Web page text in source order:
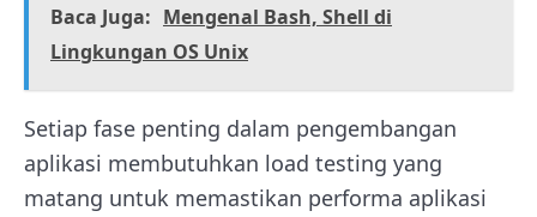
Baca Juga: Mengenal Bash, Shell di
Lingkungan OS Unix
Setiap fase penting dalam pengembangan
aplikasi membutuhkan load testing yang
matang untuk memastikan performa aplikasi